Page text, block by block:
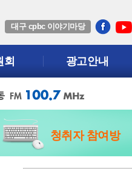
대구 cpbc 이야기마당
회 광고안내
청취자 참여방